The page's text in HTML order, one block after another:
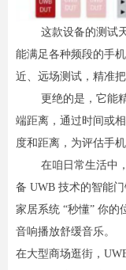
这款设备的测试
能满足各种频段的手
近、远场测试，精准
更绝的是，它能
端距离，通过时间或
度和距离，为评估手
在咱日常生活中
备 UWB 技术的智能
家居系统 “秒懂” 你的
音响播放舒缓音乐。
在大型商场逛街，